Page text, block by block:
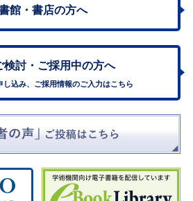
館・書店の方へ
討・ ご採用中の方へ
し込み、ご採用情報のご入力はこちら